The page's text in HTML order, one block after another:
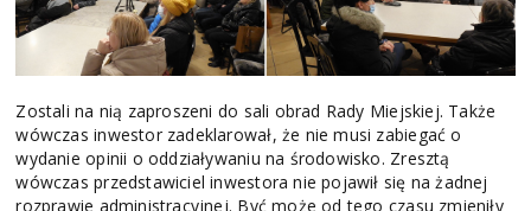
Zostali na nią zaproszeni do sali obrad Rady Miejskiej. Także
wówczas inwestor zadeklarował, że nie musi zabiegać o
wydanie opinii o oddziaływaniu na środowisko. Zresztą
wówczas przedstawiciel inwestora nie pojawił się na żadnej
rozprawie administracyjnej. Być może od tego czasu zmieniły